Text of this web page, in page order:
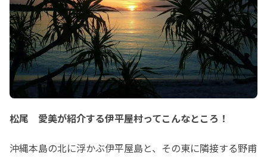
松尾 愛美が紹介する伊平屋村ってこんなところ！
沖縄本島の北に浮かぶ伊平屋島と、その東に隣接する野甫